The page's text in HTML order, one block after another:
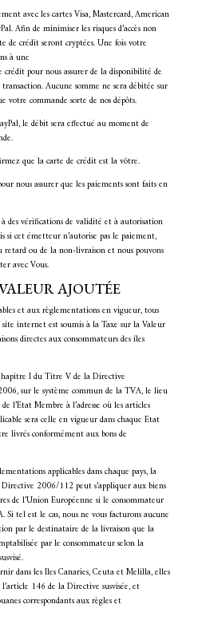
avec les cartes Visa, Mastercard, American
Afin de minimiser les risques d’accès non
de crédit seront cryptées. Une fois votre
à une
pour nous assurer de la disponibilité de
Aucune somme ne sera débitée sur
votre commande sorte de nos dépôts.
le débit sera effectué au moment de
que la carte de crédit est la vôtre.
nous assurer que les paiements sont faits en
à des vérifications de validité et à autorisation
si cet émetteur n’autorise pas le paiement,
retard ou de la non-livraison et nous pouvons
avec Vous.
AJOUTÉE
et aux règlementations en vigueur, tous
internet est soumis à la Taxe sur la Valeur
directes aux consommateurs des îles
I du Titre V de la Directive
sur le système commun de la TVA, le lieu
l’Etat Membre à l’adresse où les articles
sera celle en vigueur dans chaque Etat
livrés conformément aux bons de
applicables dans chaque pays, la
2006/112 peut s’appliquer aux biens
de l’Union Européenne si le consommateur
tel est le cas, nous ne vous facturons aucune
par le destinataire de la livraison que la
par le consommateur selon la
dans les Iles Canaries, Ceuta et Melilla, elles
146 de la Directive susvisée, et
correspondants aux règles et